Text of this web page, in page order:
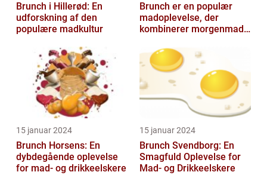
Brunch i Hillerød: En
udforskning af den
populære madkultur
Brunch er en populær
madoplevelse, der
kombinerer morgenmad
afslappet og hygg...
15 januar 2024
Brunch Horsens: En
dybdegående oplevelse
for mad- og drikkeelskere
15 januar 2024
Brunch Svendborg: En
Smagfuld Oplevelse for
Mad- og Drikkeelskere